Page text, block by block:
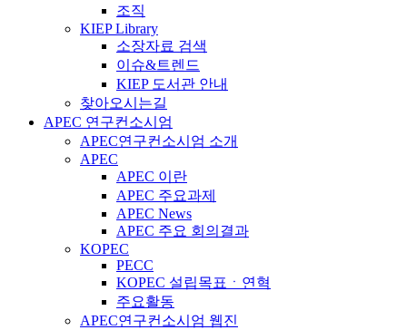
조직
KIEP Library
소장자료 검색
이슈&트렌드
KIEP 도서관 안내
찾아오시는길
APEC 연구컨소시엄
APEC연구컨소시엄 소개
APEC
APEC 이란
APEC 주요과제
APEC News
APEC 주요 회의결과
KOPEC
PECC
KOPEC 설립목표ㆍ연혁
주요활동
APEC연구컨소시엄 웹진